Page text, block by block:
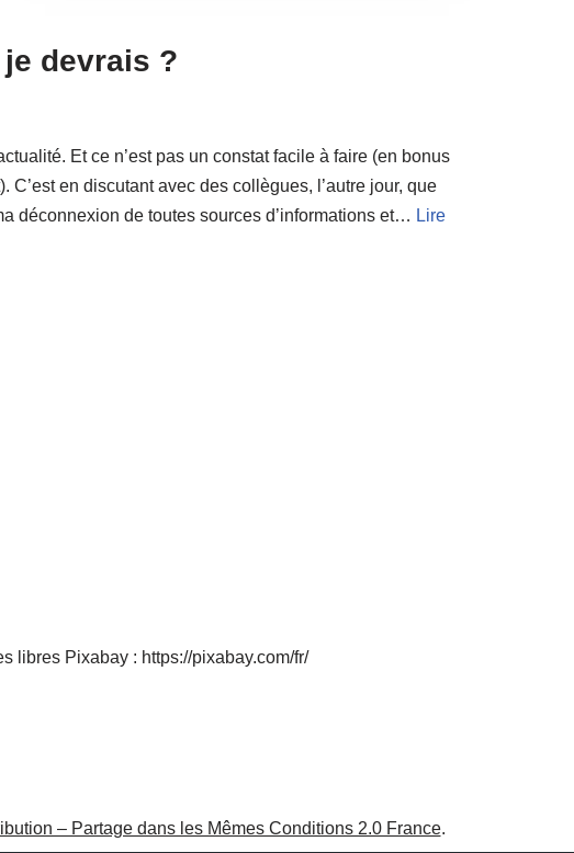
je devrais ?
Et ce n’est pas un constat facile à faire (en bonus
C’est en discutant avec des collègues, l’autre jour, que
déconnexion de toutes sources d’informations et… Lire
libres Pixabay : https://pixabay.com/fr/
– Partage dans les Mêmes Conditions 2.0 France.